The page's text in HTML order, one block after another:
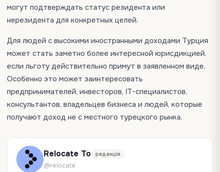
могут подтверждать статус резидента или
нерезидента для конкретных целей.
Для людей с высокими иностранными доходами Турция
может стать заметно более интересной юрисдикцией,
если льготу действительно примут в заявленном виде.
Особенно это может заинтересовать
предпринимателей, инвесторов, IT-специалистов,
консультантов, владельцев бизнеса и людей, которые
получают доход не с местного турецкого рынка.
Relocate To редакція
@relocate